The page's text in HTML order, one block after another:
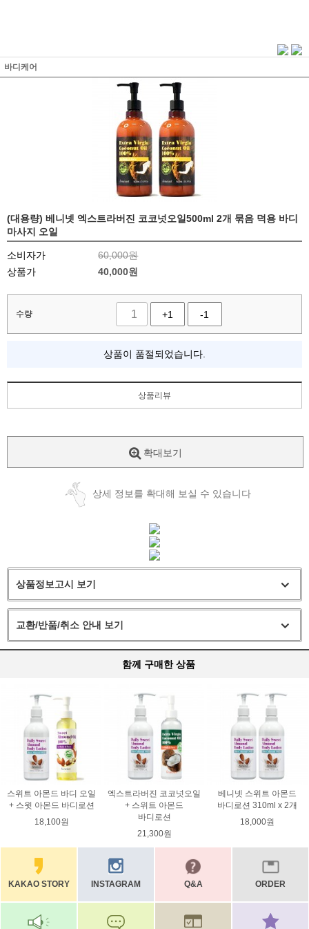
바디케어
(대용량) 베니넷 엑스트라버진 코코넛오일500ml 2개 묶음 덕용 바디
마사지 오일
소비자가
60,000원
상품가
40,000원
수량 +1 -1
상품이 품절되었습니다.
상품리뷰
확대보기
상세 정보를 확대해 보실 수 있습니다
상품정보고시 보기
교환/반품/취소 안내 보기
함께 구매한 상품
스위트 아몬드 바디 오일
+ 스윗 아몬드 바디로션
18,100원
엑스트라버진 코코넛오일
+ 스위트 아몬드
바디로션
21,300원
베니넷 스위트 아몬드
바디로션 310ml x 2개
18,000원
KAKAO STORY INSTAGRAM Q&A ORDER